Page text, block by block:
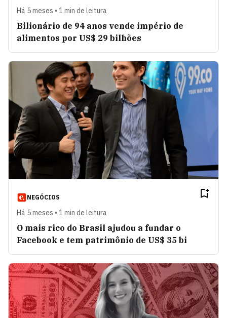
Há 5 meses • 1 min de leitura
Bilionário de 94 anos vende império de
alimentos por US$ 29 bilhões
NEGÓCIOS
Há 5 meses • 1 min de leitura
O mais rico do Brasil ajudou a fundar o
Facebook e tem patrimônio de US$ 35 bi